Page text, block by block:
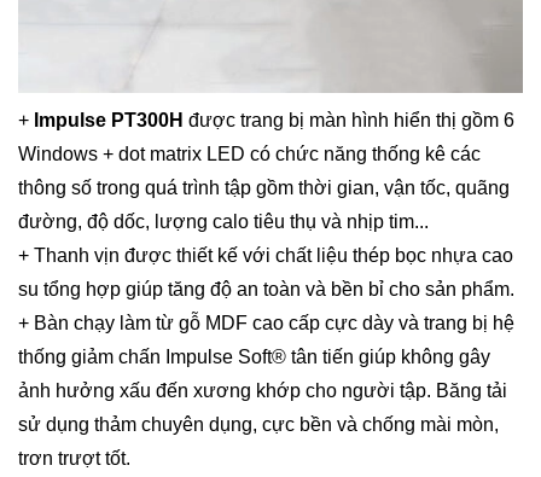
+ Impulse PT300H được trang bị màn hình hiển thị gồm 6
Windows + dot matrix LED có chức năng thống kê các
thông số trong quá trình tập gồm thời gian, vận tốc, quãng
đường, độ dốc, lượng calo tiêu thụ và nhịp tim...
+ Thanh vịn được thiết kế với chất liệu thép bọc nhựa cao
su tổng hợp giúp tăng độ an toàn và bền bỉ cho sản phẩm.
+ Bàn chạy làm từ gỗ MDF cao cấp cực dày và trang bị hệ
thống giảm chấn Impulse Soft® tân tiến giúp không gây
ảnh hưởng xấu đến xương khớp cho người tập. Băng tải
sử dụng thảm chuyên dụng, cực bền và chống mài mòn,
trơn trượt tốt.